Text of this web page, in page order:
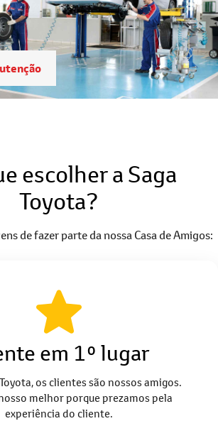
escolher a Saga
Toyota?
de fazer parte da nossa Casa de Amigos:
em 1º lugar
os clientes são nossos amigos.
melhor porque prezamos pela
experiência do cliente.